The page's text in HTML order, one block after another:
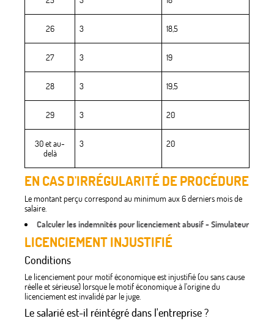
26 3 18,5
27 3 19
28 3 19,5
29 3 20
30 et au-
delà
3 20
EN CAS D'IRRÉGULARITÉ DE PROCÉDURE
Le montant perçu correspond au minimum aux 6 derniers mois de
salaire.
Calculer les indemnités pour licenciement abusif - Simulateur
LICENCIEMENT INJUSTIFIÉ
Conditions
Le licenciement pour motif économique est injustifié (ou sans cause
réelle et sérieuse) lorsque le motif économique à l'origine du
licenciement est invalidé par le juge.
Le salarié est-il réintégré dans l'entreprise ?